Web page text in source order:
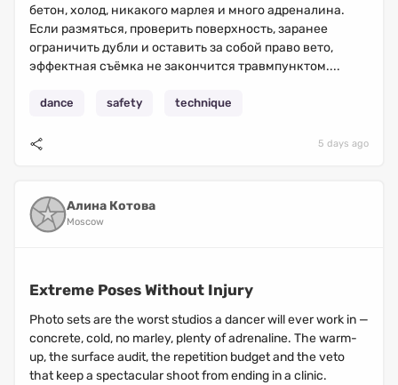
бетон, холод, никакого марлея и много адреналина.
Если размяться, проверить поверхность, заранее
ограничить дубли и оставить за собой право вето,
эффектная съёмка не закончится травмпунктом....
dance safety technique
5 days ago
Алина Котова
Moscow
Extreme Poses Without Injury
Photo sets are the worst studios a dancer will ever work in —
concrete, cold, no marley, plenty of adrenaline. The warm-
up, the surface audit, the repetition budget and the veto
that keep a spectacular shoot from ending in a clinic.